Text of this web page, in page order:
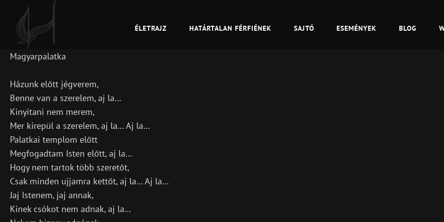
GUBINECZ ÁKOS
ÉLETRAJZ HATÁRTALAN FÉRFIÉNEK SAJTÓ ESEMÉNYEK BLOG
Magyarpalatka
Házunk előtt jégverem,
Benne van a szerelem, aj la…
Kinyitani nem merem,
Mer­ kirepül a szerelem, aj la… Aj la…
Palatkai templom előtt
Megfogadtam Isten előtt, aj la…
Hogy nem tartok több szeretőt,
Csak minden ujjamra kettőt, aj la… Aj la…
Jaj Istenem, jaj annak,
Kinek csókot nem adnak, aj la…